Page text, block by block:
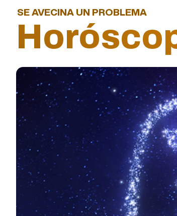
SE AVECINA UN PROBLEMA